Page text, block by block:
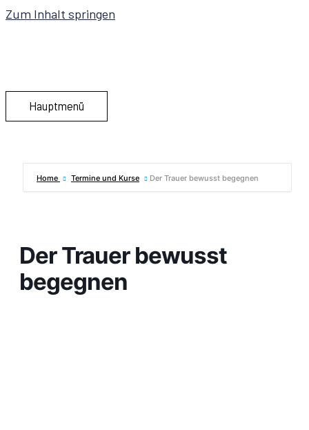
Zum Inhalt springen
Hauptmenü
Home Termine und Kurse Der Trauer bewusst begegnen
Der Trauer bewusst
begegnen